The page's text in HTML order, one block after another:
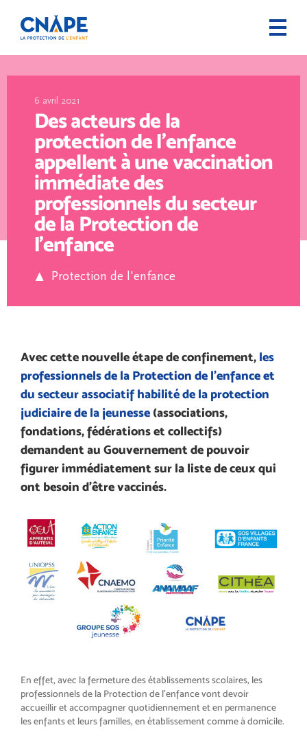
6 avril 2021
Des acteurs de la
protection de l’enfance
appellent à une vaccination
immédiate des
professionnels du secteur
de la Protection de
l’enfance
Protection de l'enfance
Avec cette nouvelle étape de confinement, les
professionnels de la Protection de l’enfance et
du secteur associatif habilité de la protection
judiciaire de la jeunesse (associations,
fondations, fédérations et collectifs)
demandent au Gouvernement de pouvoir
figurer immédiatement sur la liste de ceux qui
ont besoin d’être vaccinés.
En effet, avec la fermeture des établissements scolaires, les
professionnels de la Protection de l’enfance vont devoir
accueillir et accompagner quotidiennement et en permanence
les enfants et leurs familles, en établissement comme à domicile.